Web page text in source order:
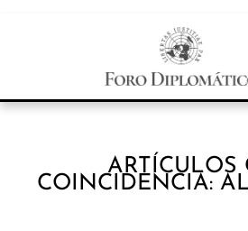
ARTÍCULOS
COINCIDENCIA: